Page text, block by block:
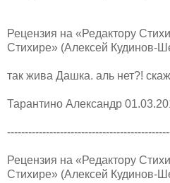
Рецензия на «Редактору
Стихире» (Алексей Кудинов-
так жива Дашка. аль нет?!
Тарантино Александр
Рецензия на «Редактору
Стихире» (Алексей Кудинов-